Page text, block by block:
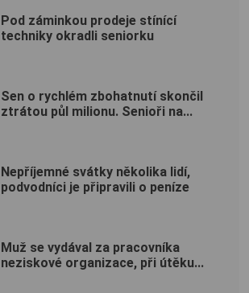
Pod záminkou prodeje stínící
techniky okradli seniorku
Sen o rychlém zbohatnutí skončil
ztrátou půl milionu. Senioři na...
Nepříjemné svátky několika lidí,
podvodníci je připravili o peníze
Muž se vydával za pracovníka
neziskové organizace, při útěku...